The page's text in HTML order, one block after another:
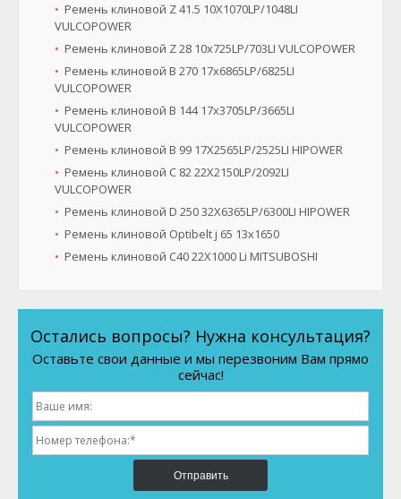
Ремень клиновой Z 41.5 10X1070LP/1048LI
VULCOPOWER
Ремень клиновой Z 28 10x725LP/703LI VULCOPOWER
Ремень клиновой B 270 17x6865LP/6825LI
VULCOPOWER
Ремень клиновой B 144 17x3705LP/3665LI
VULCOPOWER
Ремень клиновой B 99 17X2565LP/2525LI HIPOWER
Ремень клиновой C 82 22X2150LP/2092LI
VULCOPOWER
Ремень клиновой D 250 32X6365LP/6300LI HIPOWER
Ремень клиновой Optibelt ј 65 13х1650
Ремень клиновой C40 22X1000 Li MITSUBOSHI
Остались вопросы? Нужна консультация?
Оставьте свои данные и мы перезвоним Вам прямо
сейчас!
Отправить